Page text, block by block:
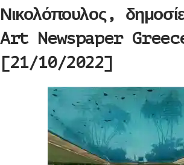
Νικολόπουλος,
Art Newspaper
[21/10/2022]